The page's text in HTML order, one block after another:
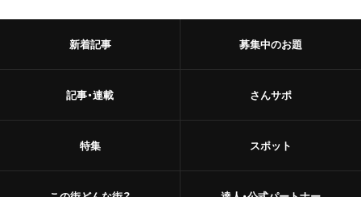
新着記事
記事・連載
特集
募集中のお題
さんサポ
スポット